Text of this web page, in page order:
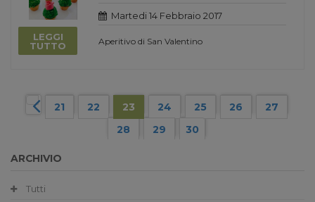
LEGGI
TUTTO
Martedi 14 Febbraio 2017
Aperitivo di San Valentino
21 22 23 24 25 26
27
28
29 30
ARCHIVIO
Tutti